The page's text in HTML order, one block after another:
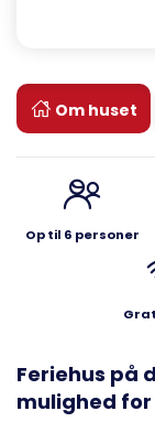
Om huset
Op til 6 personer
Feriehus på
mulighed